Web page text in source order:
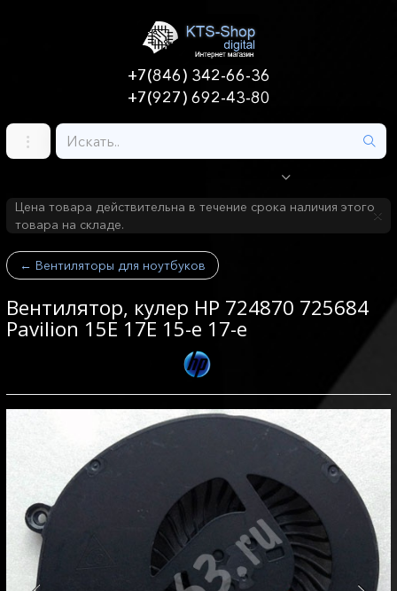
+7(846) 342-66-36
+7(927) 692-43-80
Цена товара действительна в течение срока наличия этого
товара на складе.
← Вентиляторы для ноутбуков
Вентилятор, кулер HP 724870 725684
Pavilion 15E 17E 15-e 17-e